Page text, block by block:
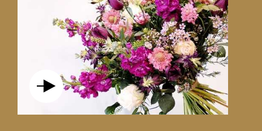
LE TENDRESSE BLANC